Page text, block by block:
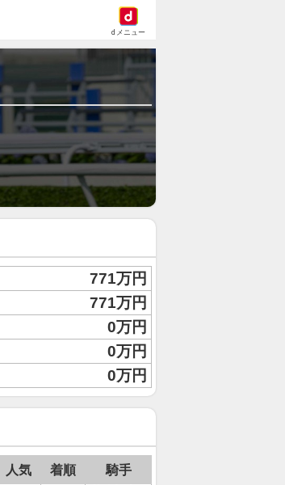
dメニュー
771万円
771万円
0万円
0万円
0万円
人気 着順 騎手